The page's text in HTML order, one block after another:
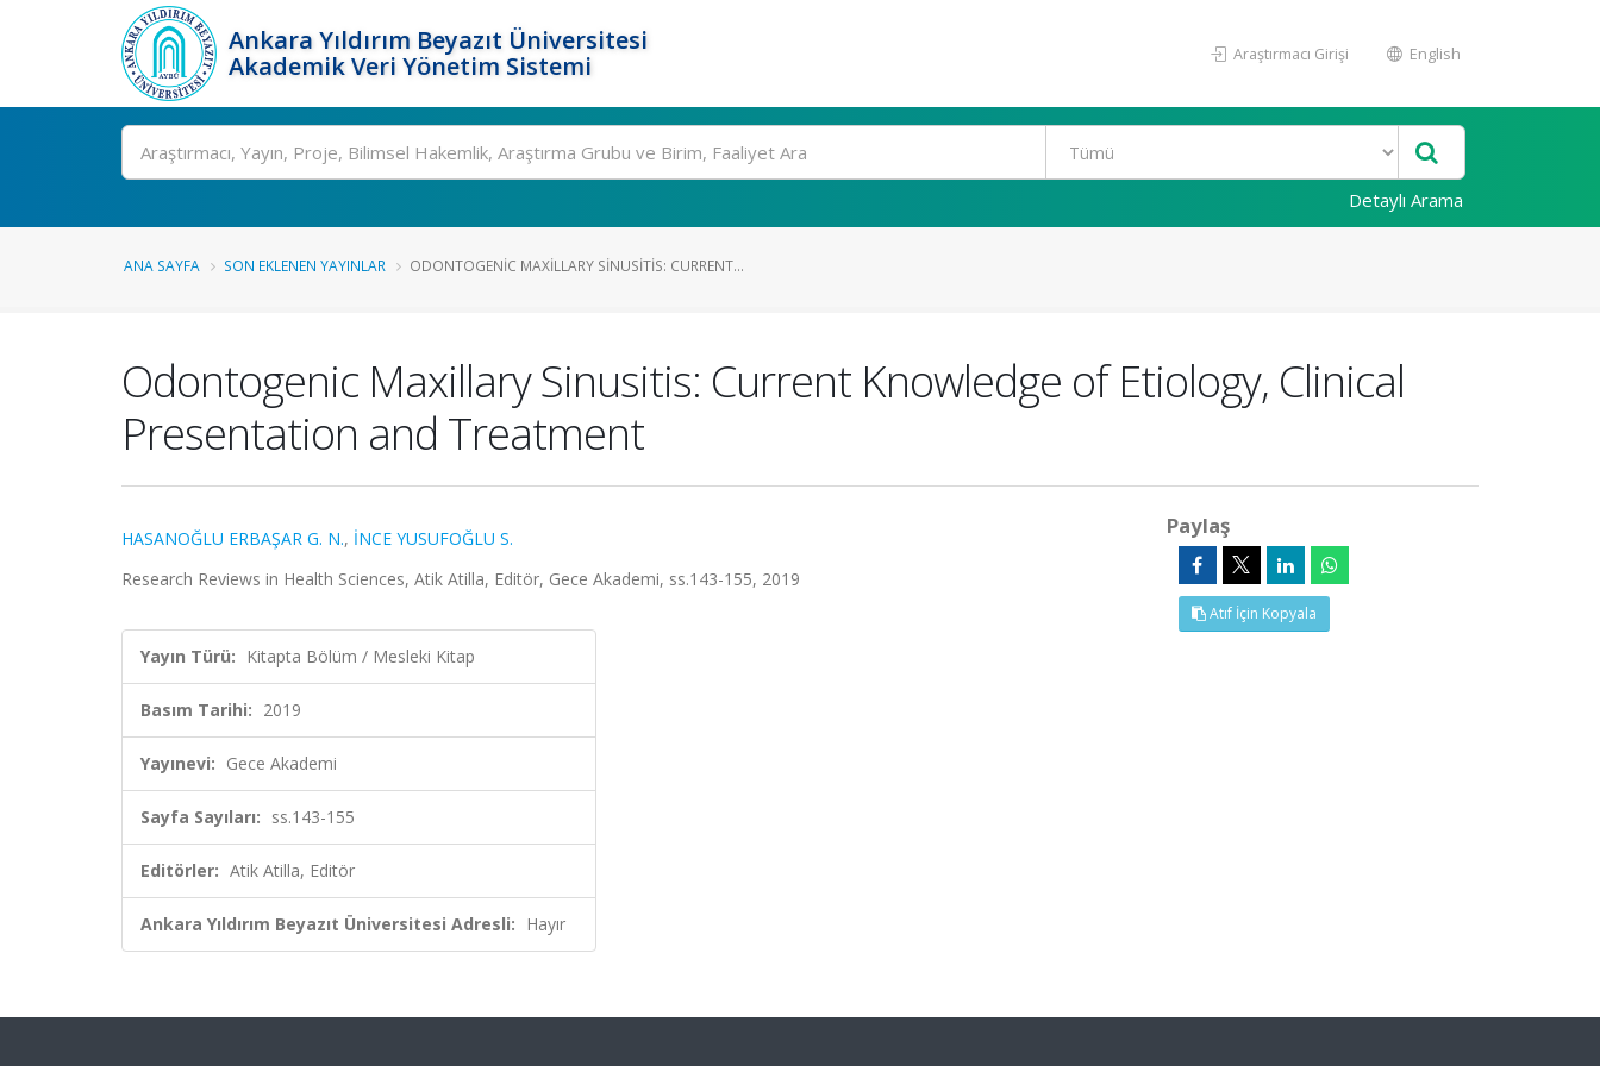
Ankara Yıldırım Beyazıt Üniversitesi
Akademik Veri Yönetim Sistemi
Araştırmacı Girişi English
Ara
Detaylı Arama
ANA SAYFA SON EKLENEN YAYINLAR ODONTOGENIC MAXILLARY SINUSITIS: CURRENT...
Odontogenic Maxillary Sinusitis: Current Knowledge of Etiology, Clinical
Presentation and Treatment
HASANOĞLU ERBAŞAR G. N., İNCE YUSUFOĞLU S.
Research Reviews in Health Sciences, Atik Atilla, Editör, Gece Akademi, ss.143-155, 2019
Yayın Türü: Kitapta Bölüm / Mesleki Kitap
Basım Tarihi: 2019
Yayınevi: Gece Akademi
Sayfa Sayıları: ss.143-155
Editörler: Atik Atilla, Editör
Ankara Yıldırım Beyazıt Üniversitesi Adresli: Hayır
Paylaş
Atıf İçin Kopyala